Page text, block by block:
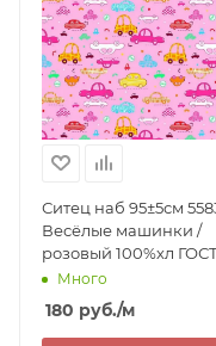
Ситец наб 95±5см
Весёлые машинки /
розовый 100%хл
РОССИЯ 180=
Много
180 руб./м